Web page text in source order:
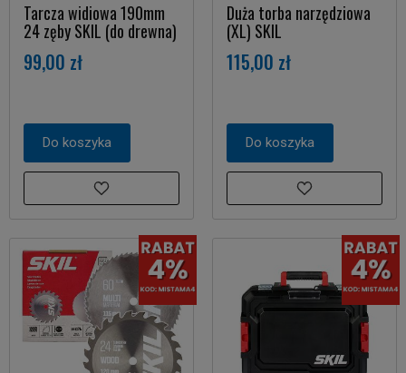
Tarcza widiowa 190mm
24 zęby SKIL (do drewna)
99,00 zł
Do koszyka
Duża torba narzędziowa
(XL) SKIL
115,00 zł
Do koszyka